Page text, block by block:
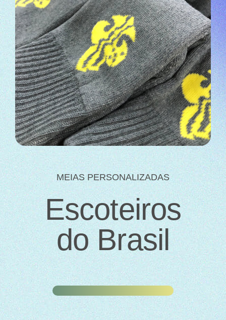
MEIAS PERSONALIZADAS
Escoteiros
do Brasil